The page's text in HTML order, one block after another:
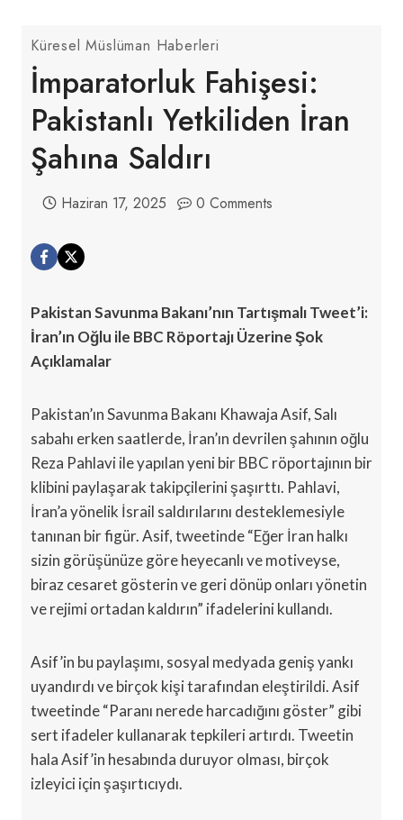
Küresel Müslüman Haberleri
İmparatorluk Fahişesi:
Pakistanlı Yetkiliden İran
Şahına Saldırı
Haziran 17, 2025 0 Comments
Pakistan Savunma Bakanı’nın Tartışmalı Tweet’i:
İran’ın Oğlu ile BBC Röportajı Üzerine Şok
Açıklamalar
Pakistan’ın Savunma Bakanı Khawaja Asif, Salı
sabahı erken saatlerde, İran’ın devrilen şahının oğlu
Reza Pahlavi ile yapılan yeni bir BBC röportajının bir
klibini paylaşarak takipçilerini şaşırttı. Pahlavi,
İran’a yönelik İsrail saldırılarını desteklemesiyle
tanınan bir figür. Asif, tweetinde “Eğer İran halkı
sizin görüşünüze göre heyecanlı ve motiveyse,
biraz cesaret gösterin ve geri dönüp onları yönetin
ve rejimi ortadan kaldırın” ifadelerini kullandı.
Asif’in bu paylaşımı, sosyal medyada geniş yankı
uyandırdı ve birçok kişi tarafından eleştirildi. Asif
tweetinde “Paranı nerede harcadığını göster” gibi
sert ifadeler kullanarak tepkileri artırdı. Tweetin
hala Asif’in hesabında duruyor olması, birçok
izleyici için şaşırtıcıydı.